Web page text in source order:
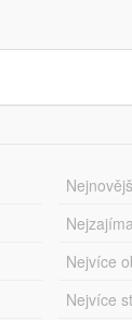
Nejvíce
Nejvíce